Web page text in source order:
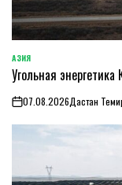
ОПУБЛИКОВАНО
В
АЗИЯ
Угольная
on07.08.2026Дастан